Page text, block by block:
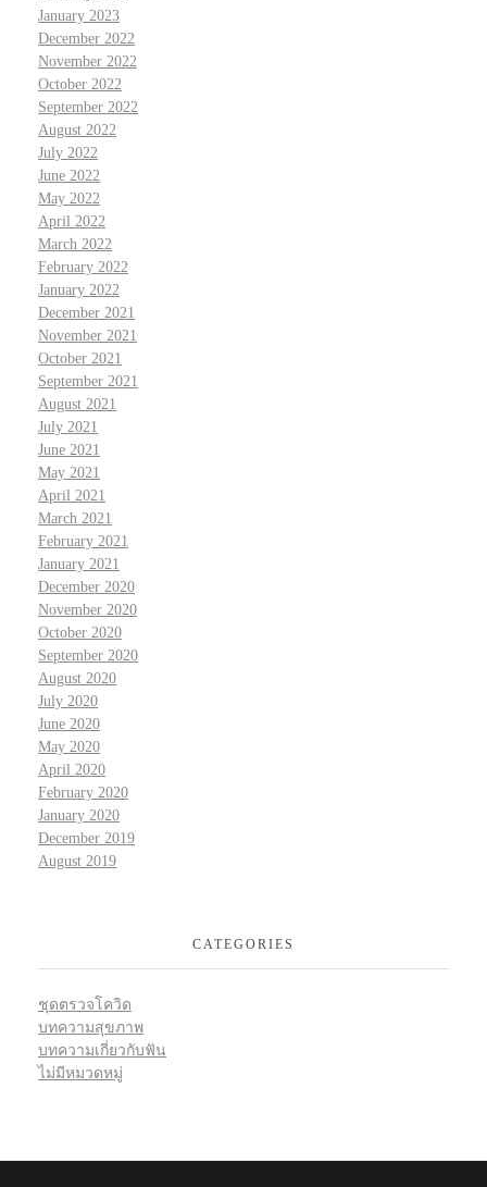
January 2023
December 2022
November 2022
October 2022
September 2022
August 2022
July 2022
June 2022
May 2022
April 2022
March 2022
February 2022
January 2022
December 2021
November 2021
October 2021
September 2021
August 2021
July 2021
June 2021
May 2021
April 2021
March 2021
February 2021
January 2021
December 2020
November 2020
October 2020
September 2020
August 2020
July 2020
June 2020
May 2020
April 2020
February 2020
January 2020
December 2019
August 2019
CATEGORIES
ชุดตรวจโควิด
บทความสุขภาพ
บทความเกี่ยวกับฟัน
ไม่มีหมวดหมู่